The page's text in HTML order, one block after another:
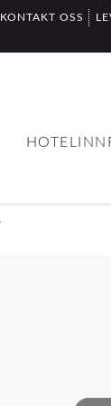
KONTAKT OSS